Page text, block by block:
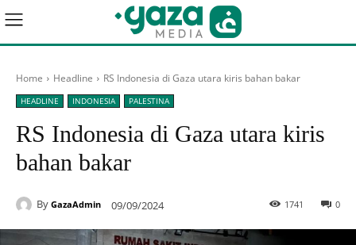
Home Headline RS Indonesia di Gaza utara kiris bahan bakar
HEADLINE INDONESIA PALESTINA
RS Indonesia di Gaza utara kiris
bahan bakar
By GazaAdmin 09/09/2024 0
1741